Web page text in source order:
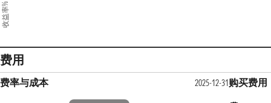
收益率%
费用
费率与成本 2025-12-31购买费用